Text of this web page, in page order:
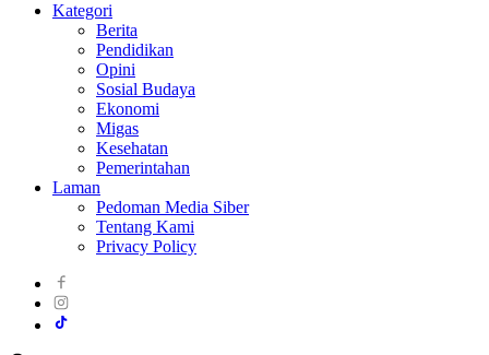
Kategori
Berita
Pendidikan
Opini
Sosial Budaya
Ekonomi
Migas
Kesehatan
Pemerintahan
Laman
Pedoman Media Siber
Tentang Kami
Privacy Policy